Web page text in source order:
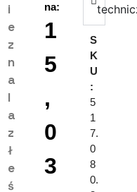
i
e
z
n
a
l
a
z
ł
e
ś
na:
1
5
,
0
3
S
K
U
:
5
1
7.
0
8
0.